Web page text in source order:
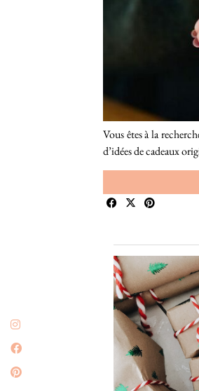
Vous êtes à la
d’idées de cadeaux